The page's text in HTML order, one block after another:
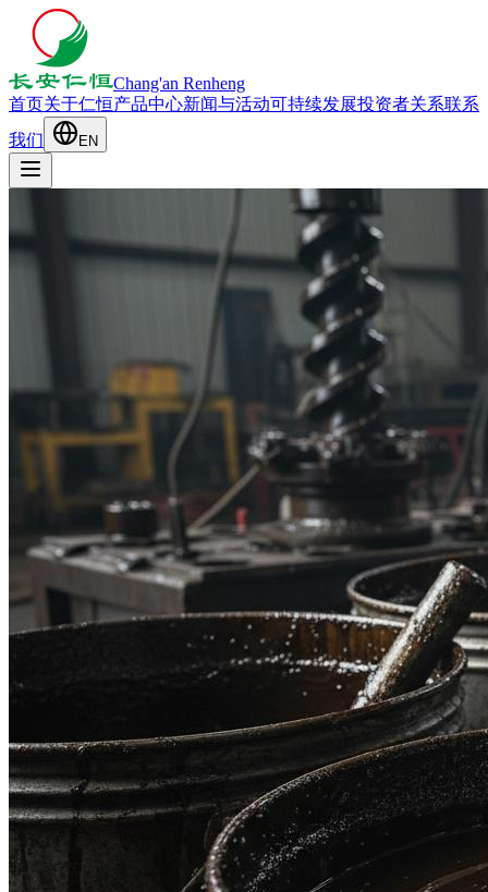
Chang'an Renheng
首页关于仁恒产品中心新闻与活动可持续发展投资者关系联系
我们
EN